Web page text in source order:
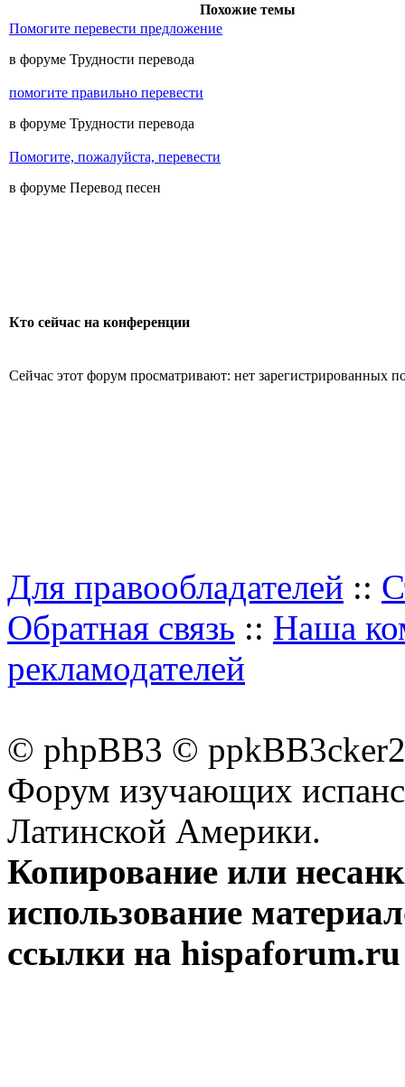
Похожие темы
Помогите перевести предложение
в форуме Трудности перевода
помогите правильно перевести
в форуме Трудности перевода
Помогите, пожалуйста, перевести
в форуме Перевод песен
Кто сейчас на конференции
Сейчас этот форум просматривают: нет зарегистрированных
Для правообладателей ::
Обратная связь :: Наша
рекламодателей
© phpBB3 ©
Форум изучающих
Латинской Америки.
Копирование или
использование
ссылки на hispaforum.ru